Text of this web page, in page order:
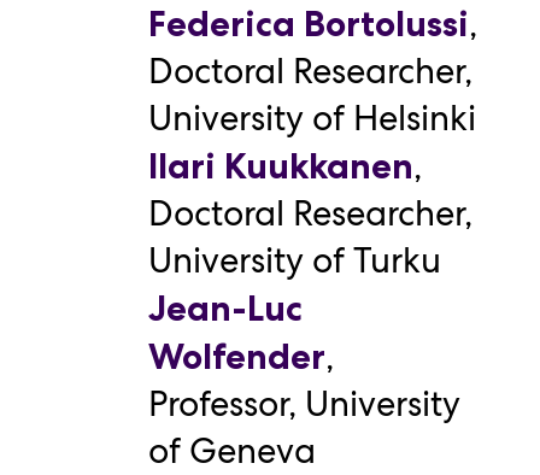
Federica Bortolussi,
Doctoral Researcher,
University of Helsinki
Ilari Kuukkanen,
Doctoral Researcher,
University of Turku
Jean-Luc
Wolfender,
Professor, University
of Geneva